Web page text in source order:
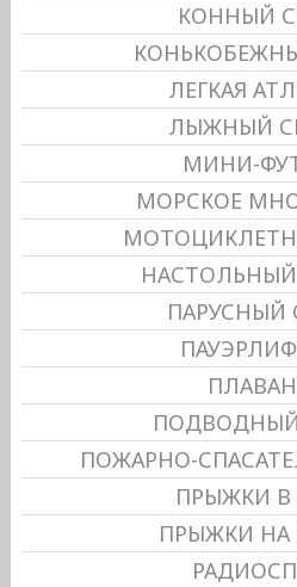
КОННЫЙ
ЛЕГКАЯ
ЛЫЖНЫЙ
МИНИ-
МОРСКОЕ
ПАРУСНЫЙ
ПОЖАРНО-
ПРЫЖКИ В
ПРЫЖКИ НА